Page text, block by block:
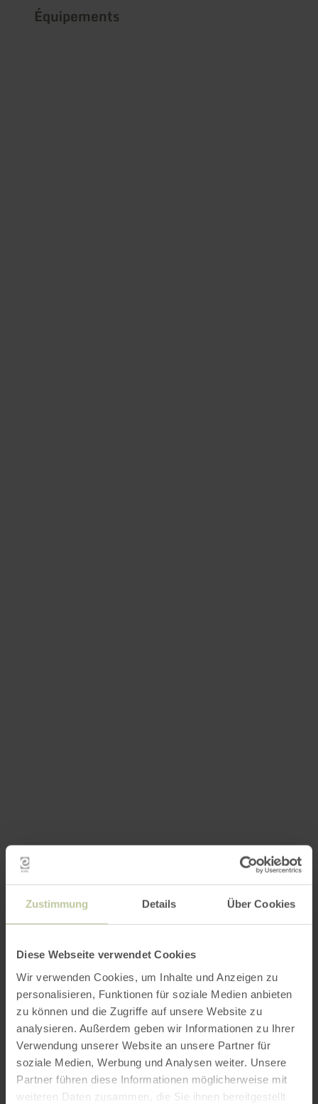
Zustimmung Details Über Cookies
Diese Webseite verwendet Cookies
Wir verwenden Cookies, um Inhalte und Anzeigen zu
personalisieren, Funktionen für soziale Medien anbieten
zu können und die Zugriffe auf unsere Website zu
analysieren. Außerdem geben wir Informationen zu Ihrer
Verwendung unserer Website an unsere Partner für
soziale Medien, Werbung und Analysen weiter. Unsere
Partner führen diese Informationen möglicherweise mit
weiteren Daten zusammen, die Sie ihnen bereitgestellt
Équipements